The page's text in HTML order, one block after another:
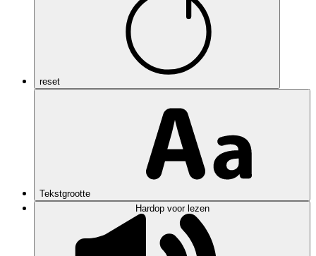
reset
Tekstgrootte
Hardop voor lezen